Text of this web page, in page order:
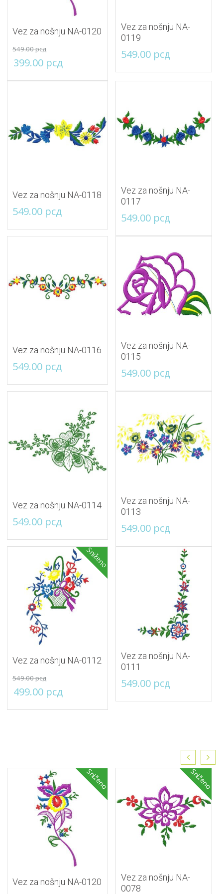
Vez za nošnju NA-0120
549.00рсд
Originalna
cena
549.00 рсд.
399.00 рсд
cena
Vez za nošnju NA-
0119
549.00 рсд
Vez za nošnju NA-0118
549.00 рсд
Vez za nošnju NA-
0117
549.00 рсд
Vez za nošnju NA-0116
549.00 рсд
Vez za nošnju NA-
0115
549.00 рсд
Vez za nošnju NA-0114
549.00 рсд
Vez za nošnju NA-
0113
549.00 рсд
Sniženo
Vez za nošnju NA-0112
549.00рсд
Originalna
cena
499.00 рсд
cena
Vez za nošnju NA-
0111
549.00 рсд
Sniženo
Vez za nošnju NA-0120
Sniženo
Vez za nošnju NA-
0078